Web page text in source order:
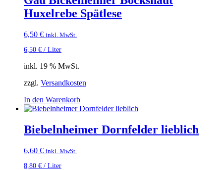
Huxelrebe Spätlese
6,50 € inkl. MwSt.
6,50 € / Liter
inkl. 19 % MwSt.
zzgl. Versandkosten
In den Warenkorb
Biebelnheimer Dornfelder lieblich
6,60 € inkl. MwSt.
8,80 € / Liter